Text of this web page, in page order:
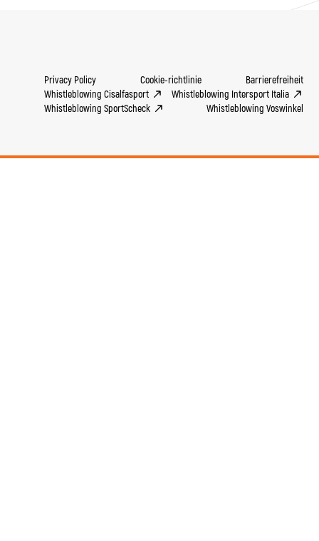
Privacy Policy Cookie-richtlinie
Barrierefreiheit
Whistleblowing Cisalfasport
Whistleblowing Intersport Italia
Whistleblowing SportScheck
Whistleblowing Voswinkel